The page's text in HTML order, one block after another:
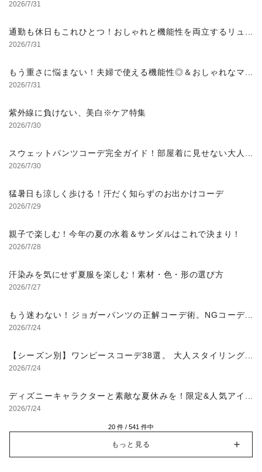
ンオフ使える万能アイテム
2026/7/31
通勤も休日もこれひとつ！おしゃれと機能性を両立するリュ
ックの選び方
2026/7/31
もう重さに悩まない！夫婦で使える機能性◎＆おしゃれなマ
ザーズバッグの選び方
2026/7/31
紫外線に負けない、美白※ケア特集
2026/7/30
スウェットパンツコーデ完全ガイド！部屋着に見せない大人
の着こなし術と選び方
2026/7/30
猛暑日も涼しく歩ける！汗だく知らずのお出かけコーデ
2026/7/29
親子で楽しむ！今年の夏の水着＆サンダルはこれで決まり！
2026/7/28
汗染みを気にせず夏服を楽しむ！素材・色・形の選び方
2026/7/27
もう迷わない！ジョガーパンツの正解コーデ術。NGコーデ
にならない選び方からおすすめスタイルまで徹底解説！
2026/7/24
【シーズン別】ワンピースコーデ38選。 大人スタイリング
のコツを紹介
2026/7/24
ディズニーキャラクターと素敵な夏休みを！限定&人気アイ
テム特集
2026/7/24
20 件 / 541 件中
もっと見る